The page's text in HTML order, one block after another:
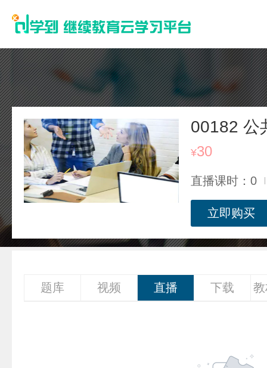
00182 公
¥30
直播课时：0
立即购买
题库 视频 直播 下载